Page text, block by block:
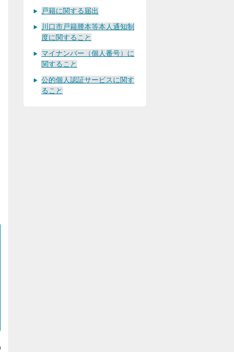
戸籍に関する届出
川口市戸籍謄本等本人通知制
度に関すること
マイナンバー（個人番号）に
関すること
公的個人認証サービスに関す
ること